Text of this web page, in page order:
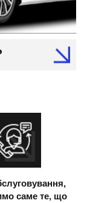
саме те, що